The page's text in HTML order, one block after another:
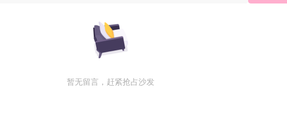
暂无留言，赶紧抢占沙发